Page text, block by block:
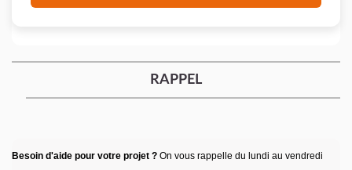
RAPPEL
Besoin d'aide pour votre projet ? On vous rappelle du lundi au vendredi